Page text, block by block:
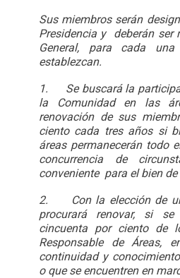
Sus miembros serán
Presidencia y deberán ser
General, para cada
establezcan.
1. Se buscará la
la Comunidad en las
renovación de sus
ciento cada tres años si
áreas permanecerán todo
concurrencia de
conveniente para el bien
2. Con la elección de
procurará renovar, si
cincuenta por ciento de
Responsable de Áreas,
continuidad y
o que se encuentren en